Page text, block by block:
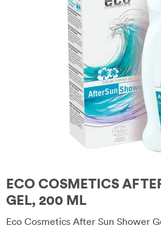
ECO COSMETICS
GEL, 200 ML
Eco Cosmetics After Sun Shower